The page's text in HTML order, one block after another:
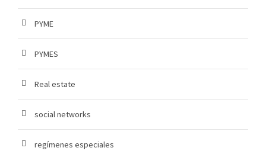
PYME
PYMES
Real estate
social networks
regímenes especiales